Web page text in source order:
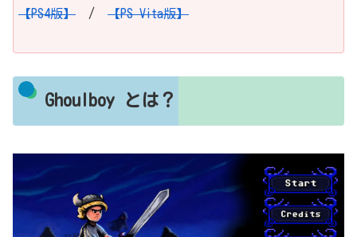
【PS4版】 / 【PS Vita版】
Ghoulboy とは？